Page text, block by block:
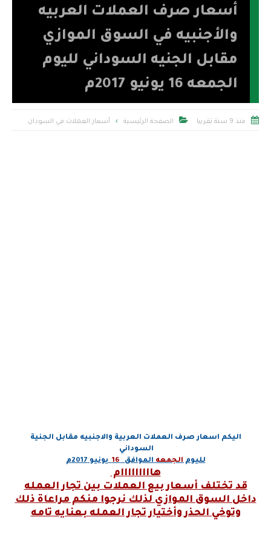
أسعار صرف العملات العربيه
والأجنبيه في السوق الموازي
مقابل الجنيه السوداني لليوم
الجمعه 16 يونيو 2017م
 منذ 9 سنة تقريبا  الصفحة الرئيسية أسعار العملات في السودان
اليكم اسعار صرف العملات العربية والاجنبيه مقابل الجنية
السوداني
لليومالجمعهالموافق16 يونيو 2017م
هااااااااام
قد تختلف أسعار بيع العملات بين تجار العمله
داخل السوق الموازي لذلك نرجوا منكم مراعاة ذلك
وتوخي الحذر وأختيار تجار العمله بعنايه تامه